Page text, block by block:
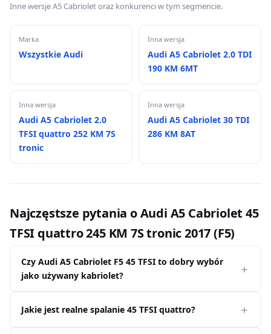
Inne wersje A5 Cabriolet oraz konkurenci w tym segmencie.
Marka
Wszystkie Audi
Inna wersja
Audi A5 Cabriolet 2.0 TDI
190 KM 6MT
Inna wersja
Audi A5 Cabriolet 2.0
TFSI quattro 252 KM 7S
tronic
Inna wersja
Audi A5 Cabriolet 30 TDI
286 KM 8AT
Najczęstsze pytania o Audi A5 Cabriolet 45
TFSI quattro 245 KM 7S tronic 2017 (F5)
Czy Audi A5 Cabriolet F5 45 TFSI to dobry wybór
jako używany kabriolet?
Jakie jest realne spalanie 45 TFSI quattro?